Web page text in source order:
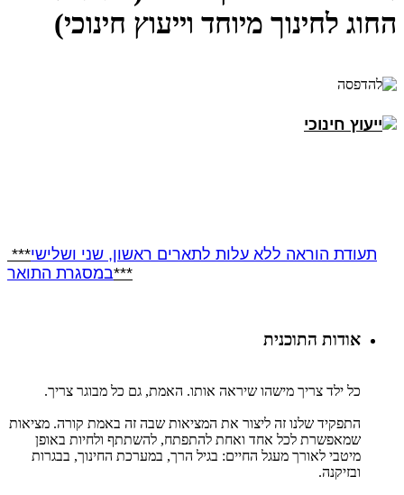
החוג לחינוך מיוחד וייעוץ חינוכי)
*** תעודת הוראה ללא עלות לתארים ראשון, שני ושלישי
במסגרת התואר***
אודות התוכנית
כל ילד צריך מישהו שיראה אותו. האמת, גם כל מבוגר צריך.
התפקיד שלנו זה ליצור את המציאות שבה זה באמת קורה. מציאות
שמאפשרת לכל אחד ואחת להתפתח, להשתתף ולחיות באופן
מיטבי לאורך מעגל החיים: בגיל הרך, במערכת החינוך, בבגרות
ובזיקנה.